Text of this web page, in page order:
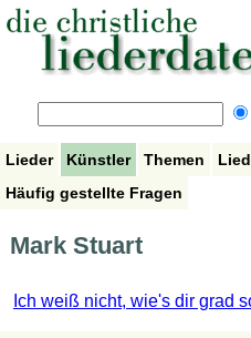
Lieder Künstler Themen
Häufig gestellte Fragen
Mark Stuart
Ich weiß nicht, wie's dir grad